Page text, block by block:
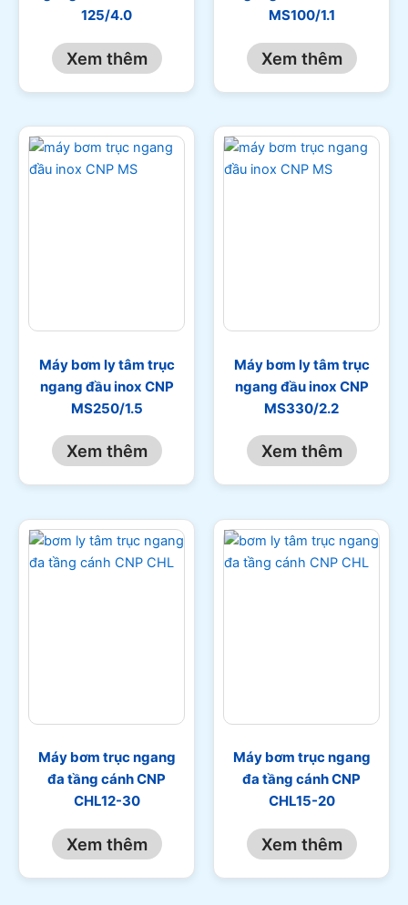
125/4.0
Xem thêm
MS100/1.1
Xem thêm
Máy bơm ly tâm trục
ngang đầu inox CNP
MS250/1.5
Xem thêm
Máy bơm ly tâm trục
ngang đầu inox CNP
MS330/2.2
Xem thêm
Máy bơm trục ngang
đa tầng cánh CNP
CHL12-30
Xem thêm
Máy bơm trục ngang
đa tầng cánh CNP
CHL15-20
Xem thêm